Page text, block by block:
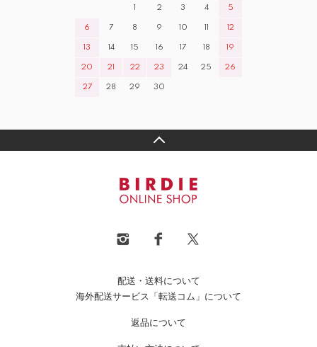
1 2 3 4 5
6 7 8 9 10 11 12
13 14 15 16 17 18 19
20 21 22 23 24 25 26
27 28 29 30
配送・送料について
海外配送サービス「転送コム」について
返品について